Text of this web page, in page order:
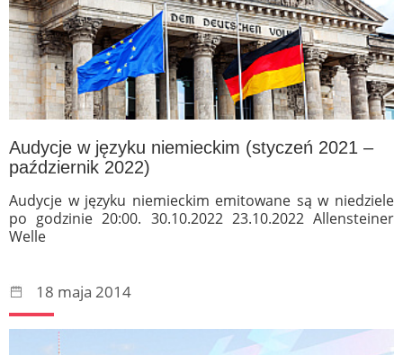
Audycje w języku niemieckim (styczeń 2021 –
październik 2022)
Audycje w języku niemieckim emitowane są w niedziele
po godzinie 20:00. 30.10.2022 23.10.2022 Allensteiner
Welle
18 maja 2014